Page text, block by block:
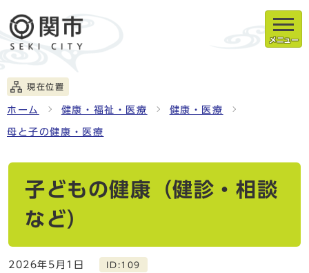
メニュー
現在位置
ホーム 健康・福祉・医療 健康・医療
母と子の健康・医療
子どもの健康（健診・相談
など）
2026年5月1日 ID:109